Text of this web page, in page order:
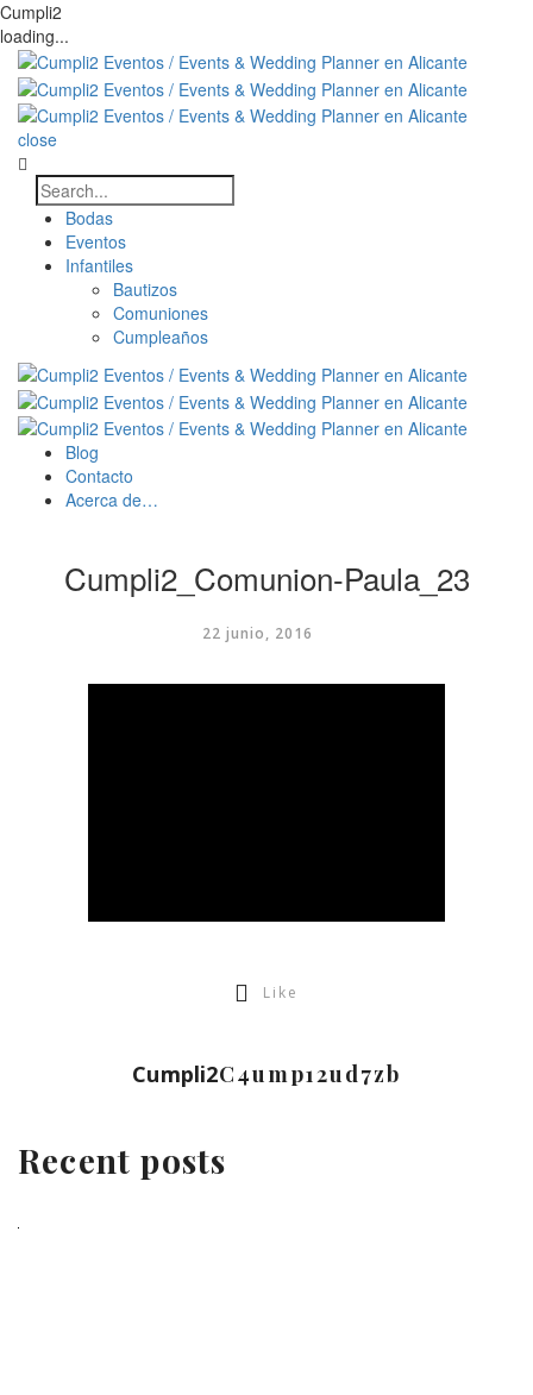
Cumpli2
loading...
close
Bodas
Eventos
Infantiles
Bautizos
Comuniones
Cumpleaños
Blog
Contacto
Acerca de…
Cumpli2_Comunion-Paula_23
22 junio, 2016
Like
Cumpli2C4ump12ud7zb
Recent posts